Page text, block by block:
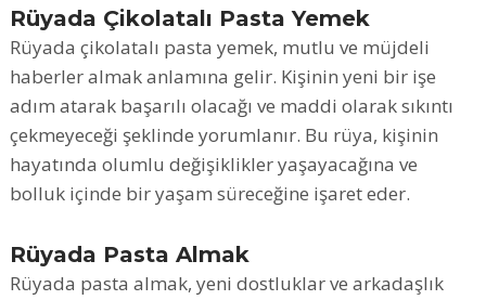
Rüyada Çikolatalı Pasta Yemek
Rüyada çikolatalı pasta yemek, mutlu ve müjdeli
haberler almak anlamına gelir. Kişinin yeni bir işe
adım atarak başarılı olacağı ve maddi olarak sıkıntı
çekmeyeceği şeklinde yorumlanır. Bu rüya, kişinin
hayatında olumlu değişiklikler yaşayacağına ve
bolluk içinde bir yaşam süreceğine işaret eder.
Rüyada Pasta Almak
Rüyada pasta almak, yeni dostluklar ve arkadaşlık